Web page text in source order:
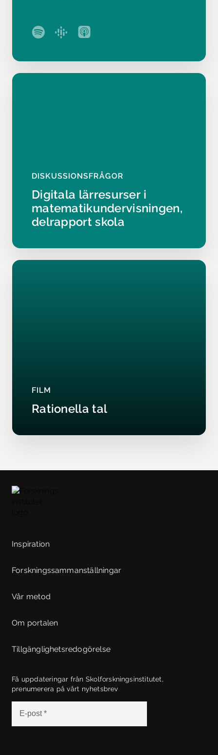
DISKUSSIONSFRÅGOR
Digitala lärresurser i
matematikundervisningen,
delrapport skola
FILM
Rationella tal
Inspiration
Forskningssammanställningar
Vår metod
Om portalen
Tillgänglighetsredogörelse
Få uppdateringar från Skolforskningsinstitutet,
prenumerera på vårt nyhetsbrev